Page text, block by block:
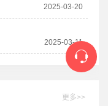
2025-03-20
2025-03-11
更多>>